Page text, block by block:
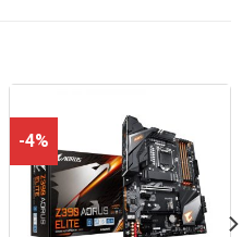
-4%